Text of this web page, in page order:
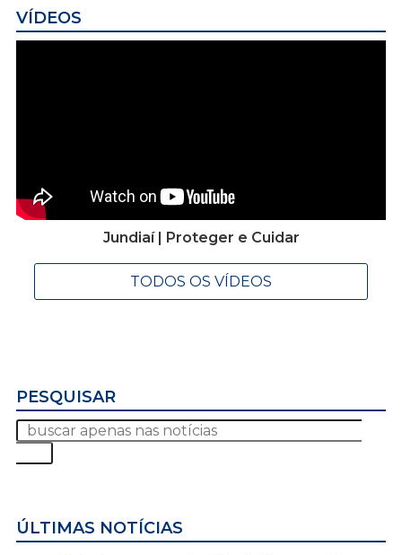
VÍDEOS
Jundiaí | Proteger e Cuidar
TODOS OS VÍDEOS
PESQUISAR
ÚLTIMAS NOTÍCIAS